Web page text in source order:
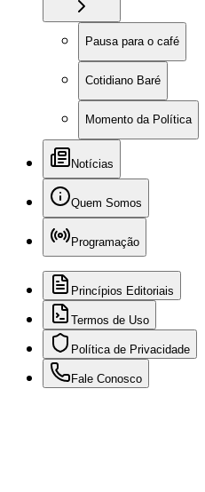
Pausa para o café
Cotidiano Baré
Momento da Política
Notícias
Quem Somos
Programação
Princípios Editoriais
Termos de Uso
Política de Privacidade
Fale Conosco